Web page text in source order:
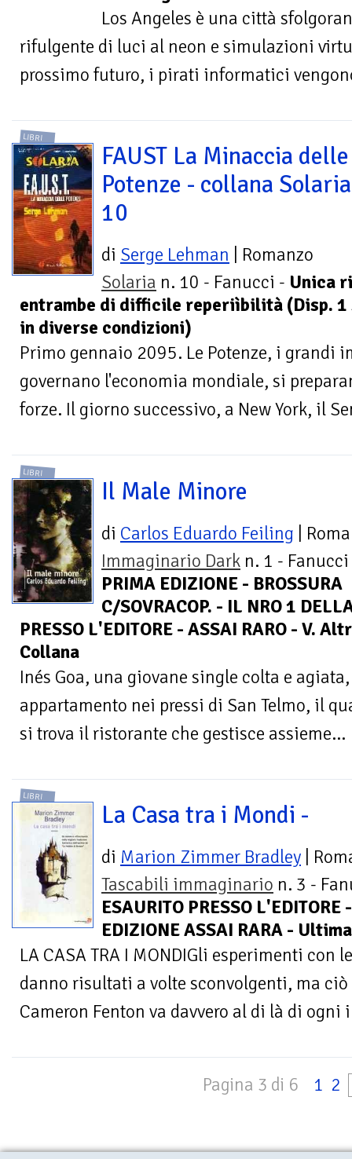
Los Angeles è una città
rifulgente di luci al neon e simulazioni
prossimo futuro, i pirati informatici
LIBRI
FAUST La Minaccia delle
Potenze - collana
10
di Serge Lehman | Romanzo
Solaria n. 10 - Fanucci - Unica
entrambe di difficile reperiìbilità (Disp.
in diverse condizioni)
Primo gennaio 2095. Le Potenze, i grandi
governano l'economia mondiale, si
forze. Il giorno successivo, a New York, il
LIBRI
Il Male Minore
di Carlos Eduardo Feiling |
Immaginario Dark n. 1 -
PRIMA EDIZIONE - BROSSURA
C/SOVRACOP. - IL NRO 1
PRESSO L'EDITORE - ASSAI RARO - V.
Collana
Inés Goa, una giovane single colta e
appartamento nei pressi di San Telmo, il
si trova il ristorante che gestisce assieme...
LIBRI
La Casa tra i Mondi -
di Marion Zimmer Bradley |
Tascabili immaginario n. 3 -
ESAURITO PRESSO L'EDITORE -
EDIZIONE ASSAI RARA -
LA CASA TRA I MONDIGli esperimenti con
danno risultati a volte sconvolgenti, ma
Cameron Fenton va davvero al di là di
Pagina 3 di 6 1 2